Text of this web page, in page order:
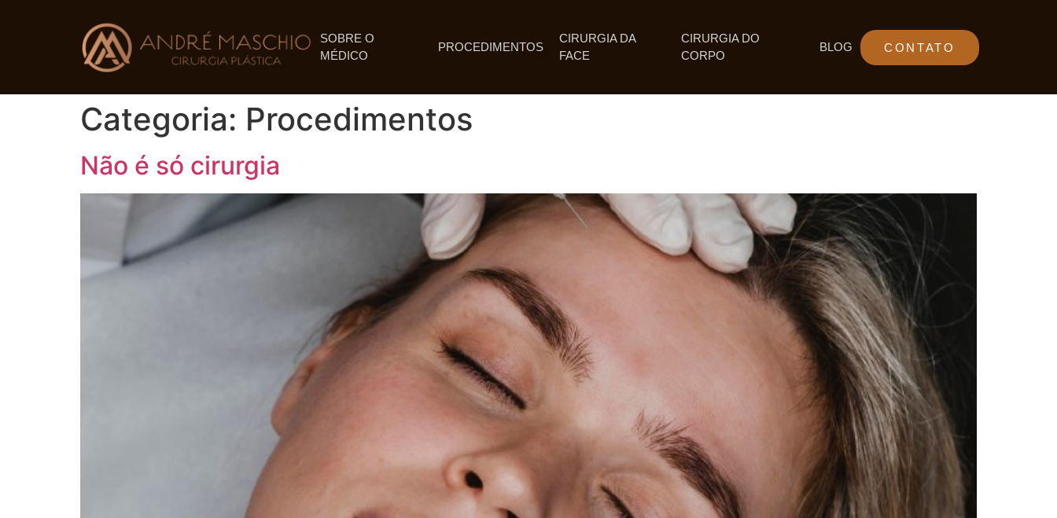
SOBRE O
MÉDICO
PROCEDIMENTOS
CIRURGIA DA
FACE
CIRURGIA DO
CORPO
BLOG CONTATO
Categoria: Procedimentos
Não é só cirurgia